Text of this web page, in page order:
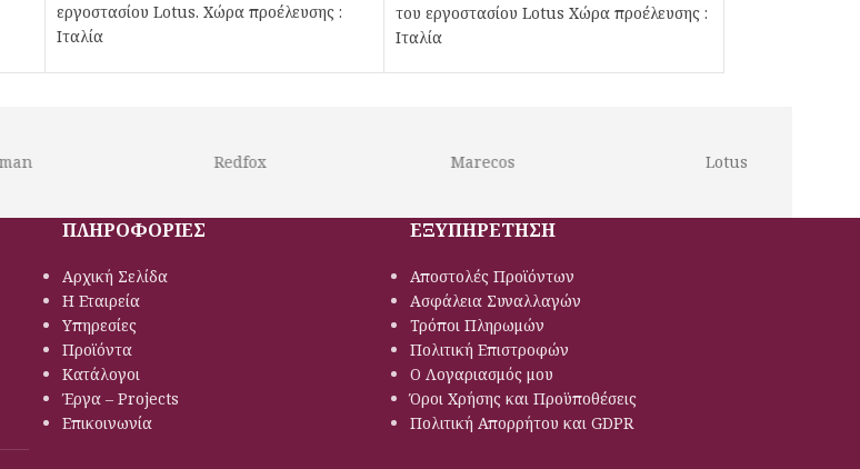
εργοστασίου Lotus. Χώρα προέλευσης :
Ιταλία
του εργοστασίου Lotus Χώρα προέλευσης :
Ιταλία
ΠΛΗΡΟΦΟΡΙΕΣ
Αρχική Σελίδα
Η Εταιρεία
Υπηρεσίες
Προϊόντα
Κατάλογοι
Έργα – Projects
Επικοινωνία
ΕΞΥΠΗΡΕΤΗΣΗ
Αποστολές Προϊόντων
Ασφάλεια Συναλλαγών
Τρόποι Πληρωμών
Πολιτική Eπιστροφών
Ο Λογαριασμός μου
Όροι Χρήσης και Προϋποθέσεις
Πολιτική Απορρήτου και GDPR